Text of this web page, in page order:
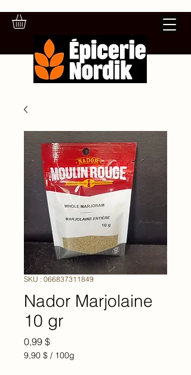
SKU : 066837311849
Nador Marjolaine
10 gr
0,99 $Prix
9,90 $ / 100g